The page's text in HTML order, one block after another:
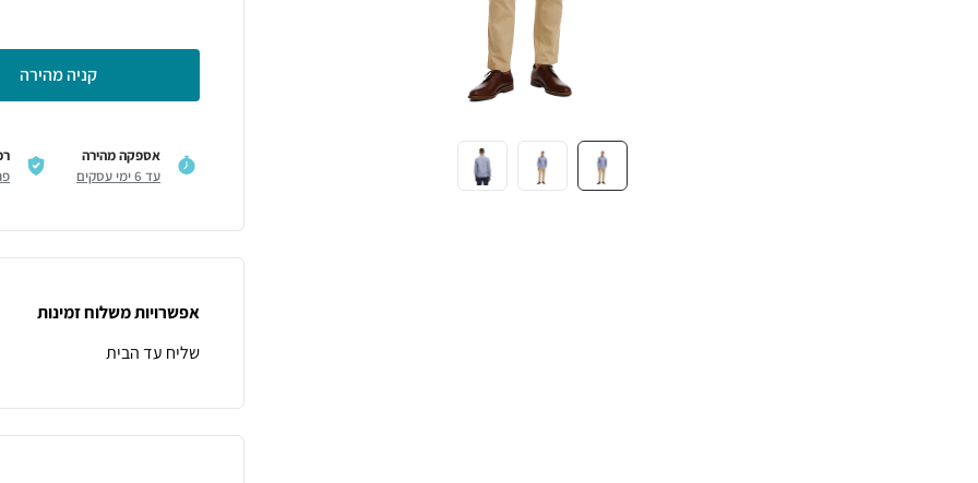
קניה מהירה
אספקה מהירה
עד 6 ימי עסקים
אפשרויות משלוח זמינות
שליח עד הבית